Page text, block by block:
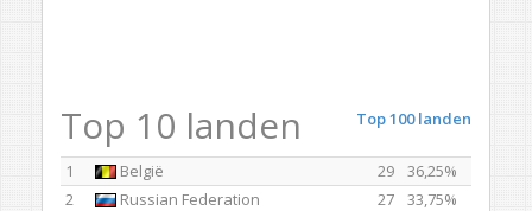
Top 100 landen
Top 10 landen
1 België 29
36,25%
2
Russian Federation 27
33,75%